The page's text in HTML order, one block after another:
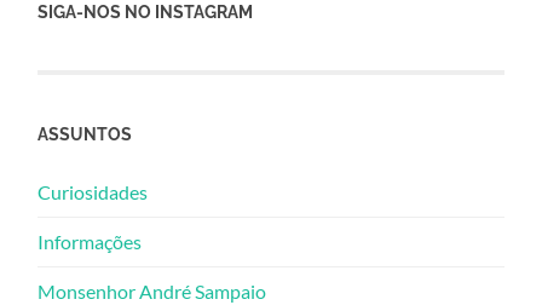
SIGA-NOS NO INSTAGRAM
ASSUNTOS
Curiosidades
Informações
Monsenhor André Sampaio